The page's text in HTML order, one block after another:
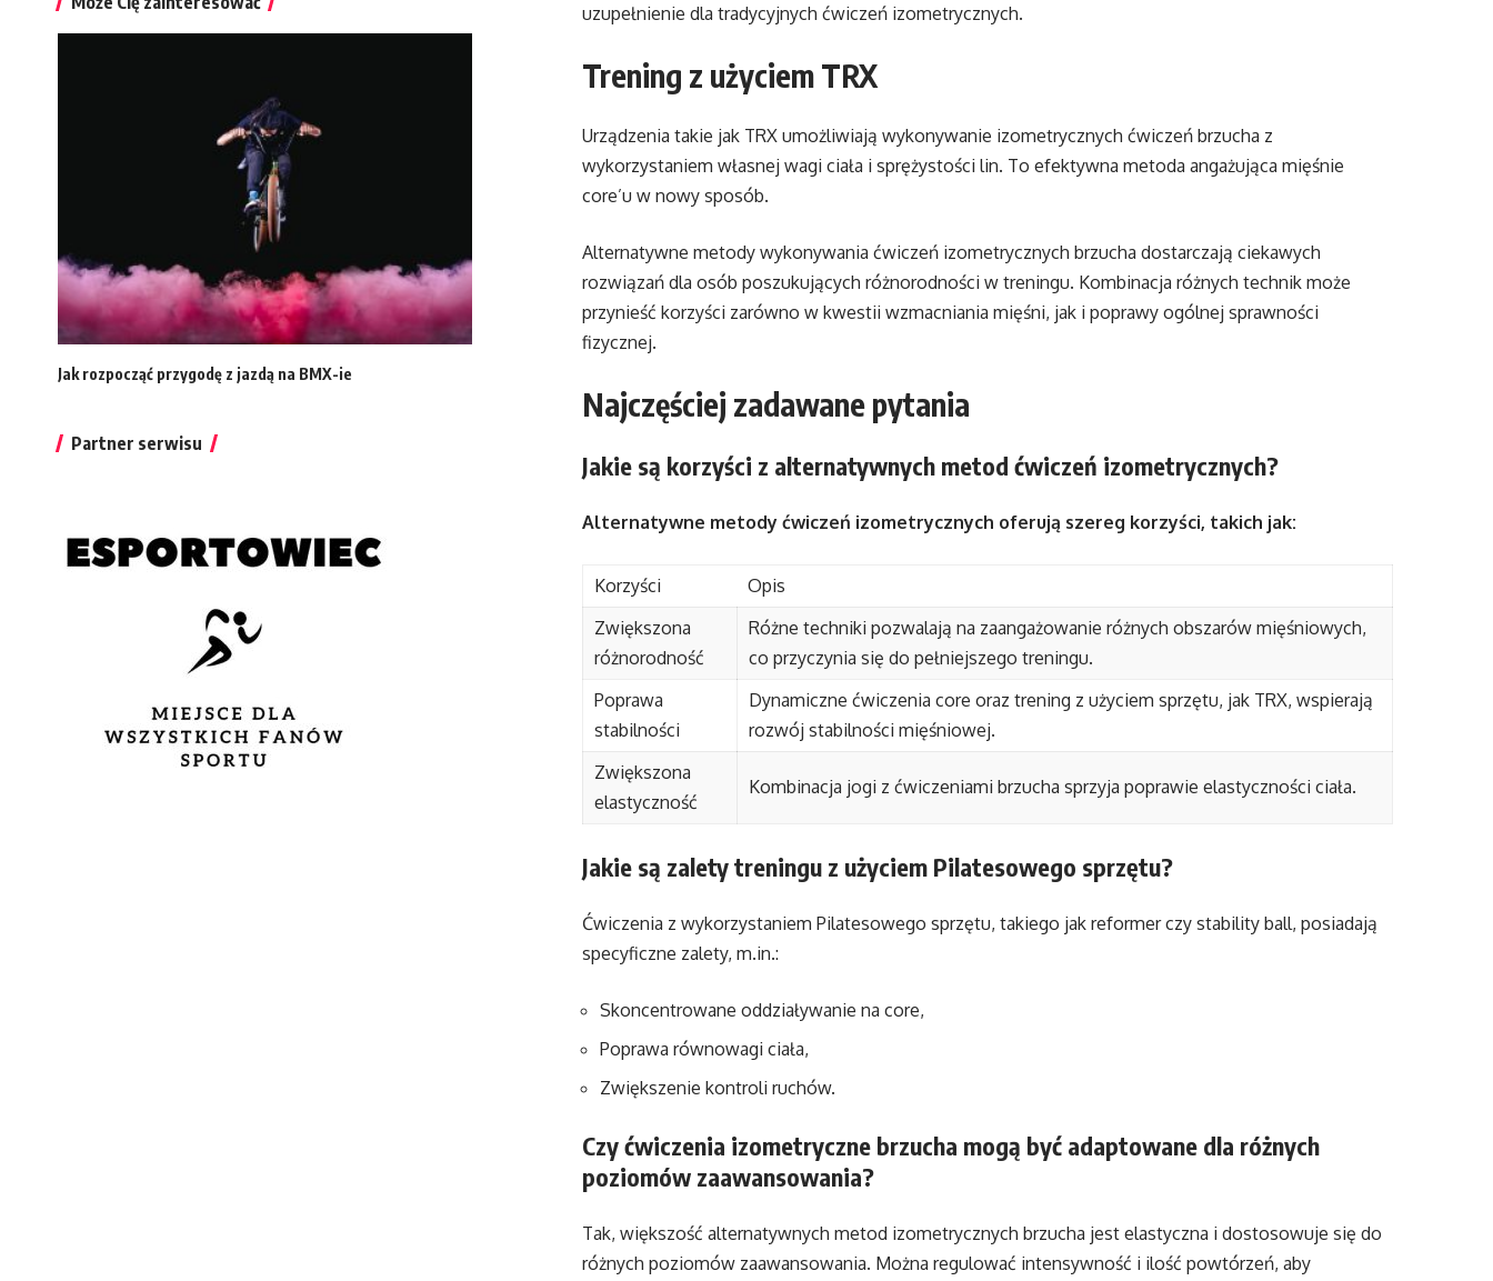
uzupełnienie dla tradycyjnych ćwiczeń izometrycznych.
Trening z użyciem TRX
Urządzenia takie jak TRX umożliwiają wykonywanie izometrycznych ćwiczeń brzucha z
wykorzystaniem własnej wagi ciała i sprężystości lin. To efektywna metoda angażująca mięśnie
core’u w nowy sposób.
Alternatywne metody wykonywania ćwiczeń izometrycznych brzucha dostarczają ciekawych
rozwiązań dla osób poszukujących różnorodności w treningu. Kombinacja różnych technik może
przynieść korzyści zarówno w kwestii wzmacniania mięśni, jak i poprawy ogólnej sprawności
fizycznej.
Najczęściej zadawane pytania
Jakie są korzyści z alternatywnych metod ćwiczeń izometrycznych?
Alternatywne metody ćwiczeń izometrycznych oferują szereg korzyści, takich jak:
Korzyści
Opis
Zwiększona
różnorodność
Różne techniki pozwalają na zaangażowanie różnych obszarów mięśniowych,
co przyczynia się do pełniejszego treningu.
Poprawa
stabilności
Dynamiczne ćwiczenia core oraz trening z użyciem sprzętu, jak TRX, wspierają
rozwój stabilności mięśniowej.
Zwiększona
elastyczność
Kombinacja jogi z ćwiczeniami brzucha sprzyja poprawie elastyczności ciała.
Jakie są zalety treningu z użyciem Pilatesowego sprzętu?
Ćwiczenia z wykorzystaniem Pilatesowego sprzętu, takiego jak reformer czy stability ball, posiadają
specyficzne zalety, m.in.:
Skoncentrowane oddziaływanie na core,
Poprawa równowagi ciała,
Zwiększenie kontroli ruchów.
Czy ćwiczenia izometryczne brzucha mogą być adaptowane dla różnych
poziomów zaawansowania?
Tak, większość alternatywnych metod izometrycznych brzucha jest elastyczna i dostosowuje się do
różnych poziomów zaawansowania. Można regulować intensywność i ilość powtórzeń, aby
Jak rozpocząć przygodę z jazdą na BMX-ie
Partner serwisu